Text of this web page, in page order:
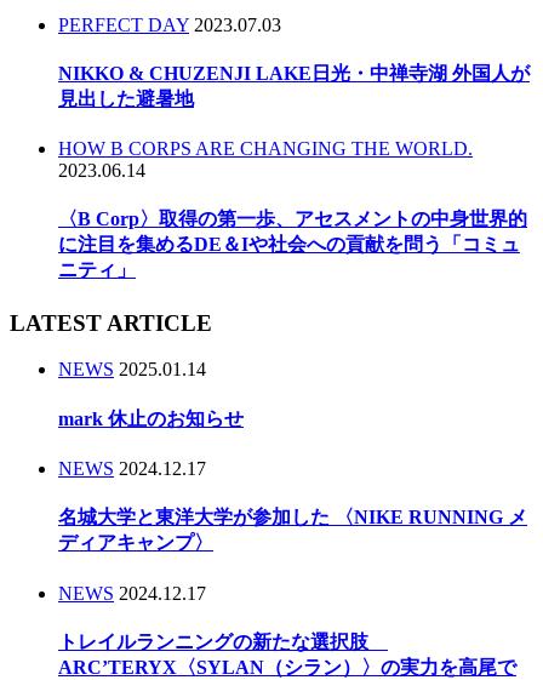
PERFECT DAY 2023.07.03
NIKKO & CHUZENJI LAKE日光・中禅寺湖 外国人が
見出した避暑地
HOW B CORPS ARE CHANGING THE WORLD.
2023.06.14
〈B Corp〉取得の第一歩、アセスメントの中身世界的
に注目を集めるDE＆Iや社会への貢献を問う「コミュ
ニティ」
LATEST ARTICLE
NEWS 2025.01.14
mark 休止のお知らせ
NEWS 2024.12.17
名城大学と東洋大学が参加した 〈NIKE RUNNING メ
ディアキャンプ〉
NEWS 2024.12.17
トレイルランニングの新たな選択肢
ARC’TERYX〈SYLAN（シラン）〉の実力を高尾で